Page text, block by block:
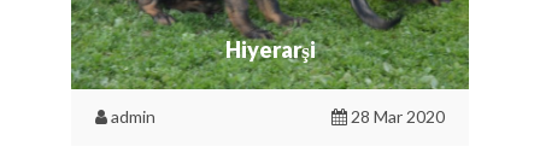
Hiyerarşi
admin 28 Mar 2020